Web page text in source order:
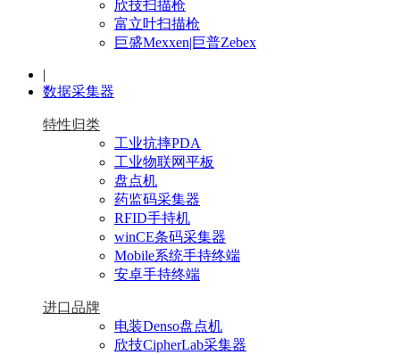
欣技扫描枪
富立叶扫描枪
巨盛Mexxen|巨普Zebex
|
数据采集器
特性归类
工业抗摔PDA
工业物联网平板
盘点机
药监码采集器
RFID手持机
winCE条码采集器
Mobile系统手持终端
安卓手持终端
进口品牌
电装Denso盘点机
欣技CipherLab采集器